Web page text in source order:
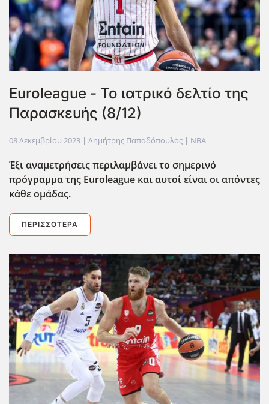
Euroleague - Το ιατρικό δελτίο της
Παρασκευής (8/12)
08 Δεκεμβρίου 2023 | Δημήτρης Παπαδόπουλος | NBA
Έξι αναμετρήσεις περιλαμβάνει το σημερινό
πρόγραμμα της Euroleague και αυτοί είναι οι απόντες
κάθε ομάδας.
ΠΕΡΙΣΣΌΤΕΡΑ